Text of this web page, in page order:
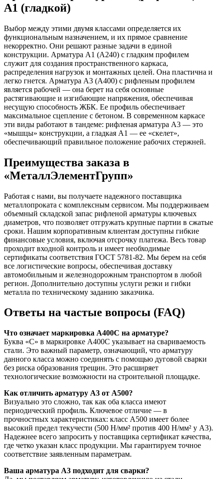
А1 (гладкой)
Выбор между этими двумя классами определяется их
функциональным назначением, и их прямое сравнение
некорректно. Они решают разные задачи в единой
конструкции. Арматура А1 (А240) с гладким профилем
служит для создания пространственного каркаса,
распределения нагрузок и монтажных целей. Она пластична и
легко гнется. Арматура А3 (А400) с рифленым профилем
является рабочей — она берет на себя основные
растягивающие и изгибающие напряжения, обеспечивая
несущую способность ЖБК. Ее профиль обеспечивает
максимальное сцепление с бетоном. В современном каркасе
эти виды работают в тандеме: рифленая арматура А3 — это
«мышцы» конструкции, а гладкая А1 — ее «скелет»,
обеспечивающий правильное положение рабочих стержней.
Преимущества заказа в
«МеталлЭлементГрупп»
Работая с нами, вы получаете надежного поставщика
металлопроката с комплексным сервисом. Мы поддерживаем
объемный складской запас рифленой арматуры ключевых
диаметров, что позволяет отгружать крупные партии в сжатые
сроки. Нашим корпоративным клиентам доступны гибкие
финансовые условия, включая отсрочку платежа. Весь товар
проходит входной контроль и имеет необходимые
сертификаты соответствия ГОСТ 5781-82. Мы берем на себя
все логистические вопросы, обеспечивая доставку
автомобильным и железнодорожным транспортом в любой
регион. Дополнительно доступны услуги резки и гибки
металла по техническому заданию заказчика.
Ответы на частые вопросы (FAQ)
Что означает маркировка А400С на арматуре?
Буква «С» в маркировке А400С указывает на свариваемость
стали. Это важный параметр, означающий, что арматуру
данного класса можно соединять с помощью дуговой сварки
без риска образования трещин. Это расширяет
технологические возможности на строительной площадке.
Как отличить арматуру А3 от А500?
Визуально это сложно, так как оба класса имеют
периодический профиль. Ключевое отличие — в
прочностных характеристиках: класс А500 имеет более
высокий предел текучести (500 Н/мм² против 400 Н/мм² у А3).
Надежнее всего запросить у поставщика сертификат качества,
где четко указан класс продукции. Мы гарантируем точное
соответствие заявленным параметрам.
Ваша арматура А3 подходит для сварки?